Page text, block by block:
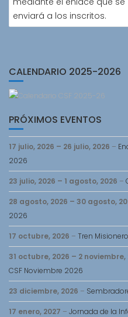
enviará a los inscritos.
CALENDARIO 2025-2026
PRÓXIMOS EVENTOS
17 julio, 2026 – 26 julio, 2026 –
2026
23 julio, 2026 – 1 agosto, 2026 –
28 agosto, 2026 – 30 agosto,
2026
17 octubre, 2026 – Tren
31 octubre, 2026 – 2 noviembre,
CSF Noviembre 2026
23 diciembre, 2026 –
17 enero, 2027 – Jornada de la